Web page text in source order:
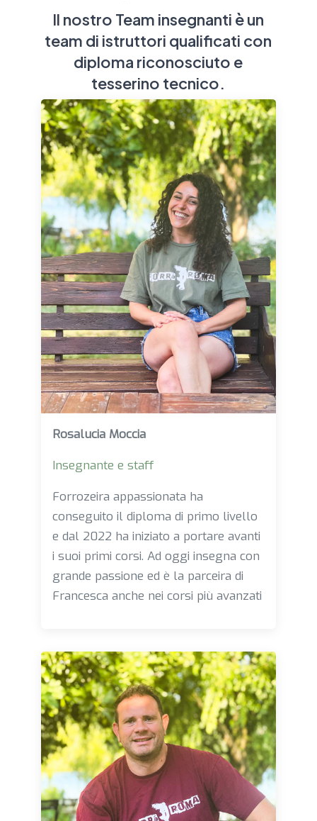
Il nostro Team insegnanti è un
team di istruttori qualificati con
diploma riconosciuto e
tesserino tecnico.
Rosalucia Moccia
Insegnante e staff
Forrozeira appassionata ha
conseguito il diploma di primo livello
e dal 2022 ha iniziato a portare avanti
i suoi primi corsi. Ad oggi insegna con
grande passione ed è la parceira di
Francesca anche nei corsi più avanzati